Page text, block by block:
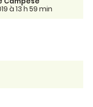
à 13 h 59 min